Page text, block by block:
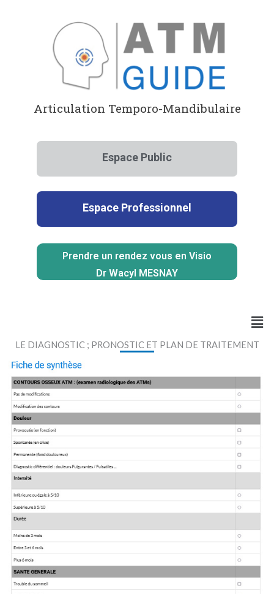
Articulation Temporo-Mandibulaire
Espace Public
Espace Professionnel
Prendre un rendez vous en Visio
Dr Wacyl MESNAY
LE DIAGNOSTIC ; PRONOSTIC ET PLAN DE TRAITEMENT